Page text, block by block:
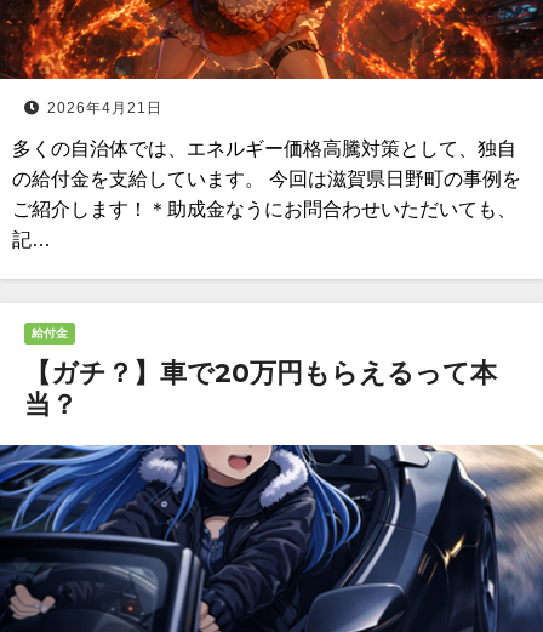
2026年4月21日
多くの自治体では、エネルギー価格高騰対策として、独自
の給付金を支給しています。 今回は滋賀県日野町の事例を
ご紹介します！＊助成金なうにお問合わせいただいても、
記…
給付金
【ガチ？】車で20万円もらえるって本
当？